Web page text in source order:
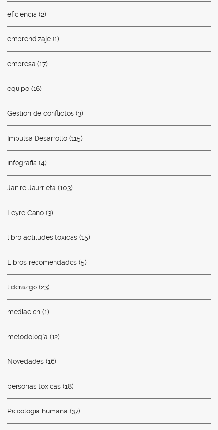
eficiencia (2)
emprendizaje (1)
empresa (17)
equipo (16)
Gestion de conflictos (3)
Impulsa Desarrollo (115)
Infografia (4)
Janire Jaurrieta (103)
Leyre Cano (3)
libro actitudes toxicas (15)
Libros recomendados (5)
liderazgo (23)
mediacion (1)
metodología (12)
Novedades (16)
personas tóxicas (18)
Psicología humana (37)